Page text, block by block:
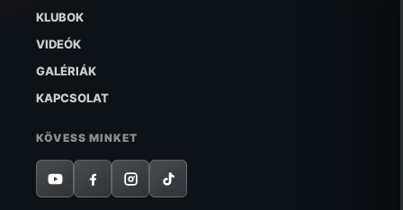
KLUBOK
VIDEÓK
GALÉRIÁK
KAPCSOLAT
KÖVESS MINKET